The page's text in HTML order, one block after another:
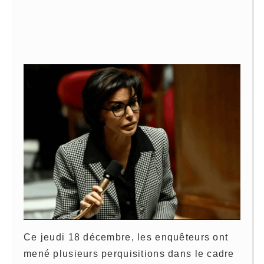
Ce jeudi 18 décembre, les enquêteurs ont
mené plusieurs perquisitions dans le cadre